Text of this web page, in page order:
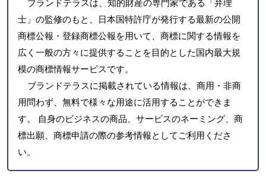
ブランドテラスは、知的財産の専門家である「弁理
士」の監修のもと、日本国特許庁が発行する最新の公開
商標公報・登録商標公報を用いて、商標に関する情報を
広く一般の方々に提供することを目的とした国内最大規
模の商標情報サービスです。
ブランドテラスに掲載されている情報は、商用・非商
用問わず、無料で様々な用途に活用することができま
す。 自身のビジネスの商品、サービスのネーミング、商
標出願、商標申請の際の参考情報としてご利用くださ
い。